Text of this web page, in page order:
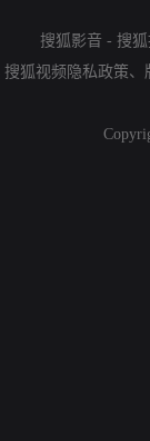
搜狐影音 - 搜
搜狐视频隐私政策、